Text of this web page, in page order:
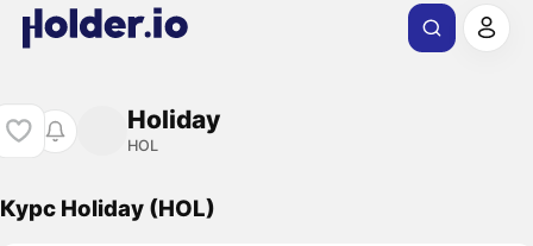
Holiday
HOL
Курс Holiday (HOL)